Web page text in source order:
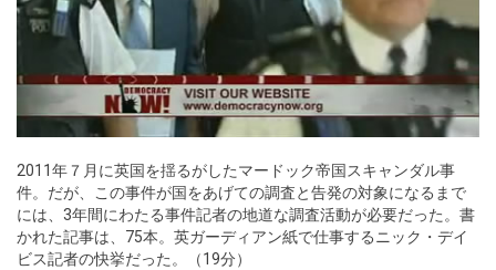
2011年７月に英国を揺るがしたマードック帝国スキャンダル事
件。だが、この事件が国をあげての調査と告発の対象になるまで
には、3年間にわたる事件記者の地道な調査活動が必要だった。書
かれた記事は、75本。英ガーディアン紙で仕事するニック・デイ
ビス記者の快挙だった。（19分）